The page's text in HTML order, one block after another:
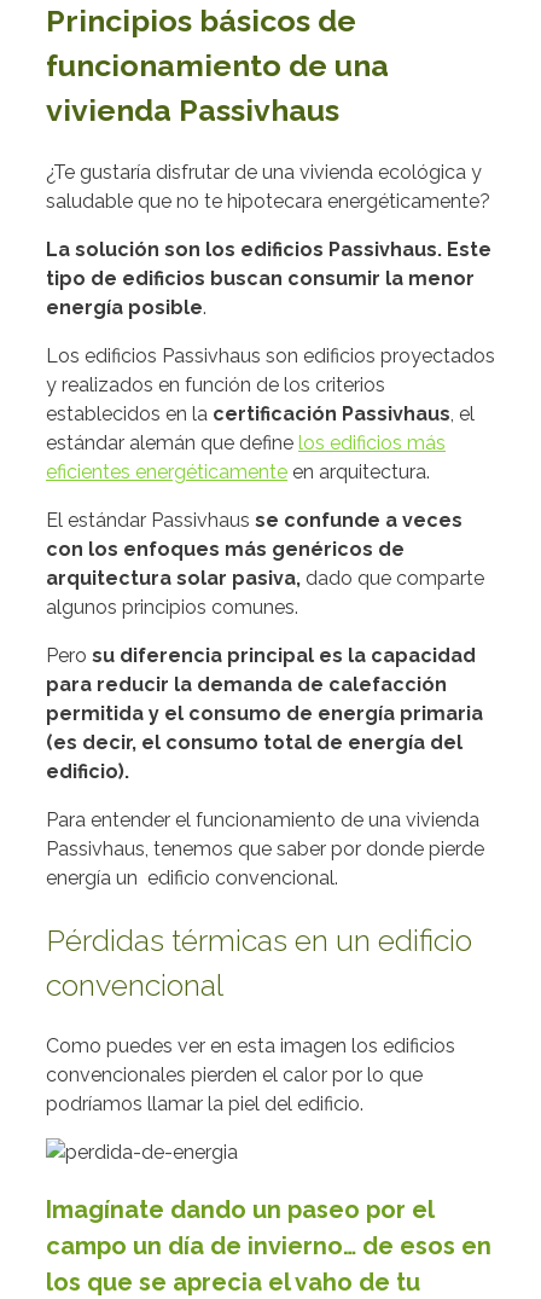
Principios básicos de
funcionamiento de una
vivienda Passivhaus
¿Te gustaría disfrutar de una vivienda ecológica y
saludable que no te hipotecara energéticamente?
La solución son los edificios Passivhaus. Este
tipo de edificios buscan consumir la menor
energía posible.
Los edificios Passivhaus son edificios proyectados
y realizados en función de los criterios
establecidos en la certificación Passivhaus , el
estándar alemán que define los edificios más
eficientes energéticamente en arquitectura.
El estándar Passivhaus se confunde a veces
con los enfoques más genéricos de
arquitectura solar pasiva, dado que comparte
algunos principios comunes.
Pero su diferencia principal es la capacidad
para reducir la demanda de calefacción
permitida y el consumo de energía primaria
(es decir, el consumo total de energía del
edificio).
Para entender el funcionamiento de una vivienda
Passivhaus, tenemos que saber por donde pierde
energía un edificio convencional.
Pérdidas térmicas en un edificio
convencional
Como puedes ver en esta imagen los edificios
convencionales pierden el calor por lo que
podríamos llamar la piel del edificio.
Imagínate dando un paseo por el
campo un día de invierno… de esos en
los que se aprecia el vaho de tu